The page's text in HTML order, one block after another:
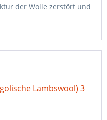
der Wolle zerstört und